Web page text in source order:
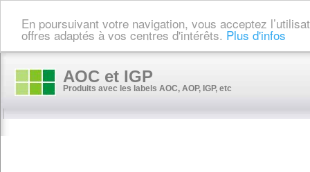
En poursuivant votre navigation, vous acceptez
offres adaptés à vos centres d'intérêts. Plus d'infos
AOC et IGP
Produits avec les labels AOC, AOP, IGP, etc